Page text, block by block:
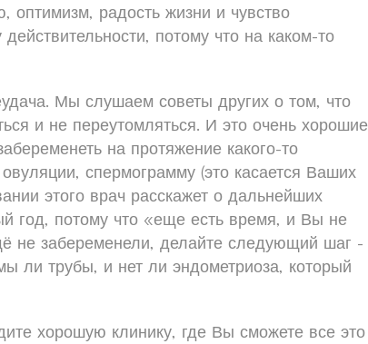
оптимизм, радость жизни и чувство
потому что на каком-то
Мы слушаем советы других о том, что
и не переутомляться. И это очень хорошие
на протяжение какого-то
спермограмму (это касается Ваших
этого врач расскажет о дальнейших
год, потому что «еще есть время, и Вы не
не забеременели, делайте следующий шаг -
ли трубы, и нет ли эндометриоза, который
хорошую клинику, где Вы сможете все это